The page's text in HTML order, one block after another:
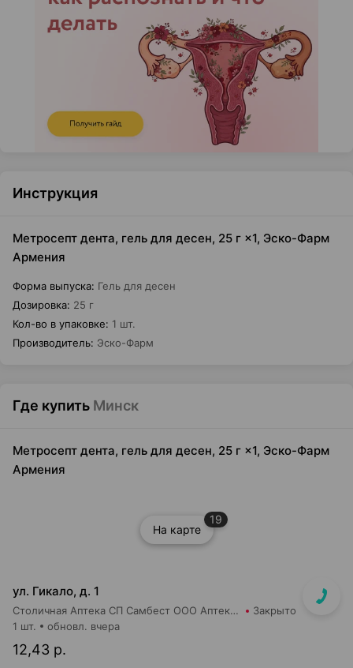
Инструкция
Метросепт дента, гель для десен, 25 г ×1, Эско-Фарм
Армения
Форма выпуска: Гель для десен
Дозировка: 25 г
Кол-во в упаковке: 1 шт.
Производитель: Эско-Фарм
Где купить Минск
Метросепт дента, гель для десен, 25 г ×1, Эско-Фарм
Армения
На карте
19
ул. Гикало, д. 1
Столичная Аптека СП Самбест ООО Аптека №16 Закрыто
12,43 р.
1 шт. обновл. вчера